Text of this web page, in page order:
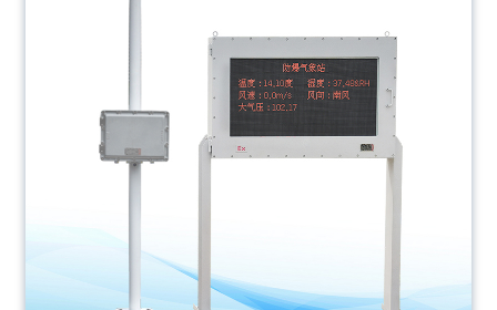
化工厂、油库等特殊场所而研发生产的一款一体化气
Learn more